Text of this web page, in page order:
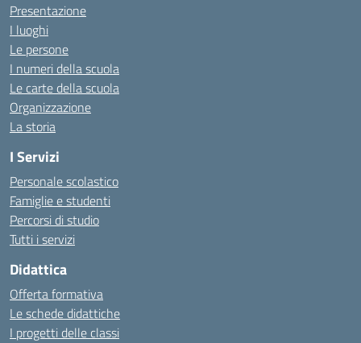
Presentazione
I luoghi
Le persone
I numeri della scuola
Le carte della scuola
Organizzazione
La storia
I Servizi
Personale scolastico
Famiglie e studenti
Percorsi di studio
Tutti i servizi
Didattica
Offerta formativa
Le schede didattiche
I progetti delle classi